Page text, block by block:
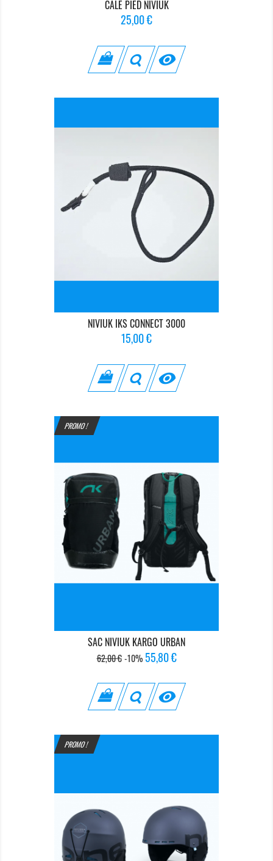
CALE PIED NIVIUK
Prix
25,00 €

NIVIUK IKS CONNECT 3000
Prix
15,00 €

PROMO !
SAC NIVIUK KARGO URBAN
Prix
de
base
62,00 € -10% Prix
55,80 €

PROMO !